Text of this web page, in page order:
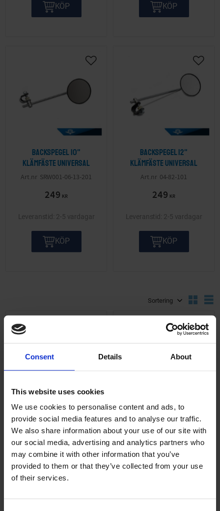
Consent Details About
This website uses cookies
We use cookies to personalise content and ads, to
provide social media features and to analyse our traffic.
We also share information about your use of our site with
our social media, advertising and analytics partners who
may combine it with other information that you’ve
provided to them or that they’ve collected from your use
of their services.
KÖP KÖP
Backspegel 10"
klämfäste Universal
SRW001-06-13-201
249 KR
2-5 vardagar
KÖP
Backspegel 12"
klämfäste Universal
04-82-101
249 KR
2-5 vardagar
KÖP
Backspegel 10"
klämfäste Universal
SRW001-06-13-201
249KR
KÖP FLER SPARA MER
Backspegel 12"
klämfäste Universal
04-82-101
249KR
Lägg